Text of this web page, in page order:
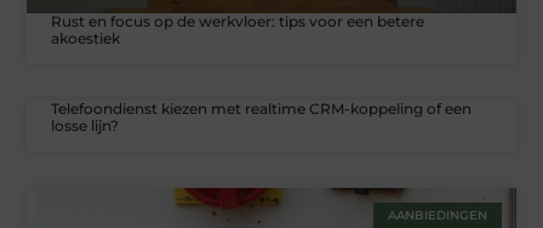
Rust en focus op de werkvloer: tips voor een betere
akoestiek
Telefoondienst kiezen met realtime CRM-koppeling of een
losse lijn?
AANBIEDINGEN